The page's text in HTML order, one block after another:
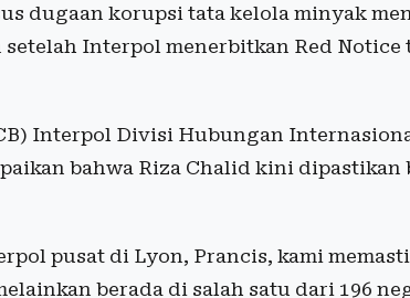
dugaan korupsi tata kelola minyak
Interpol menerbitkan Red Notice
Interpol Divisi Hubungan
bahwa Riza Chalid kini dipastikan
pusat di Lyon, Prancis, kami
berada di salah satu dari 196